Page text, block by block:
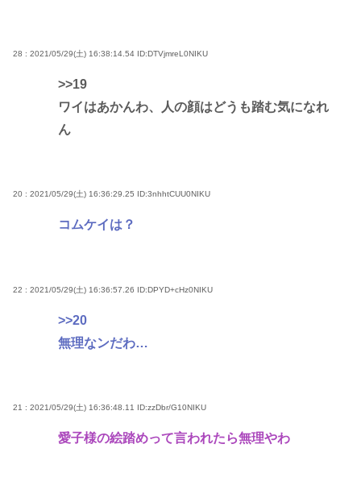
28 : 2021/05/29(土) 16:38:14.54 ID:DTVjmreL0NIKU
>>19
ワイはあかんわ、人の顔はどうも踏む気になれ
ん
20 : 2021/05/29(土) 16:36:29.25 ID:3nhhtCUU0NIKU
コムケイは？
22 : 2021/05/29(土) 16:36:57.26 ID:DPYD+cHz0NIKU
>>20
無理なンだわ…
21 : 2021/05/29(土) 16:36:48.11 ID:zzDbr/G10NIKU
愛子様の絵踏めって言われたら無理やわ